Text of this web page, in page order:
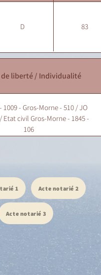
D 83
de liberté / Individualité
1009 - Gros-Morne - 510 / JO
Etat civil Gros-Morne - 1845 -
106
1 Acte notarié 2
Acte notarié 3